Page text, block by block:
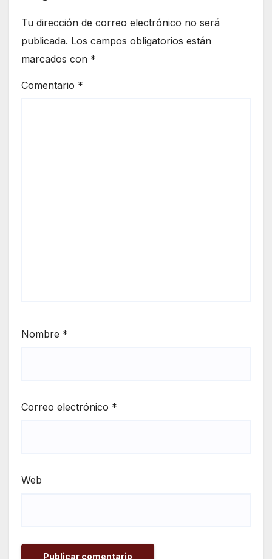
Tu dirección de correo electrónico no será
publicada. Los campos obligatorios están
marcados con *
Comentario *
Nombre *
Correo electrónico *
Web